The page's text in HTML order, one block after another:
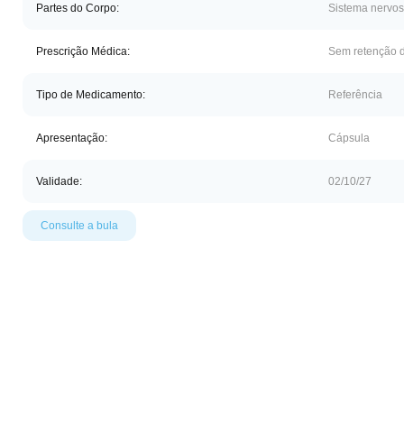
Partes do Corpo: Sistema
Prescrição Médica: Sem retenção
Tipo de Medicamento: Referência
Apresentação: Cápsula
Validade: 02/10/27
Consulte a bula